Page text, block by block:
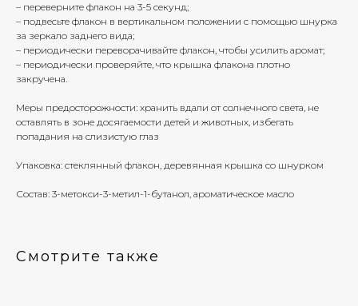
– переверните флакон на 3-5 секунд;
– подвесьте флакон в вертикальном положении с помощью шнурка
за зеркало заднего вида;
– периодически переворачивайте флакон, чтобы усилить аромат;
– периодически проверяйте, что крышка флакона плотно
закручена.
Меры предосторожности: хранить вдали от солнечного света, не
оставлять в зоне досягаемости детей и животных, избегать
попадания на слизистую глаз
Упаковка: стеклянный флакон, деревянная крышка со шнурком
Состав: 3-метокси-3-метил-1-бутанол, ароматическое масло
Смотрите также